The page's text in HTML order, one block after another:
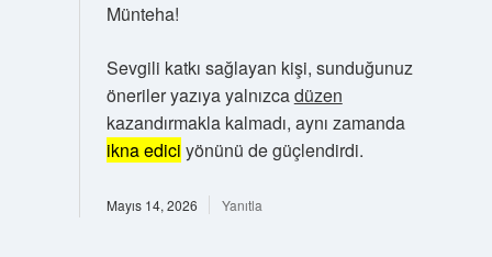
Münteha!
Sevgili katkı sağlayan kişi, sunduğunuz
öneriler yazıya yalnızcadüzen
kazandırmakla kalmadı, aynı zamanda
ikna edici yönünü de güçlendirdi.
Mayıs 14, 2026 Yanıtla